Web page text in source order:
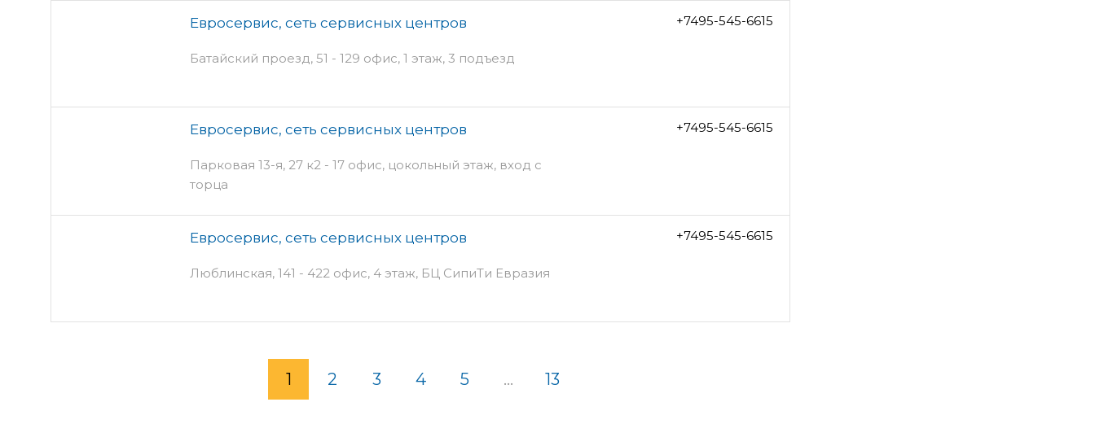
Евросервис, сеть сервисных центров
Батайский проезд, 51 - 129 офис, 1 этаж, 3 подъезд
+7495-545-6615
Евросервис, сеть сервисных центров
Парковая 13-я, 27 к2 - 17 офис, цокольный этаж, вход с
торца
+7495-545-6615
Евросервис, сеть сервисных центров
Люблинская, 141 - 422 офис, 4 этаж, БЦ СипиТи Евразия
+7495-545-6615
1 2 3 4 5 ... 13